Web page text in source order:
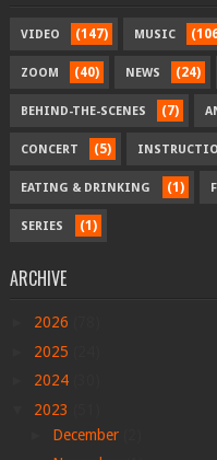
VIDEO (147) MUSIC
ZOOM (40) NEWS (24)
BEHIND-THE-SCENES (7)
CONCERT (5)
EATING & DRINKING (1)
SERIES (1)
ARCHIVE
2026
2025
2024
2023
December